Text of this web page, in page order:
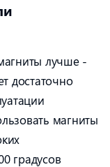
лучше -
достаточно
магниты
градусов